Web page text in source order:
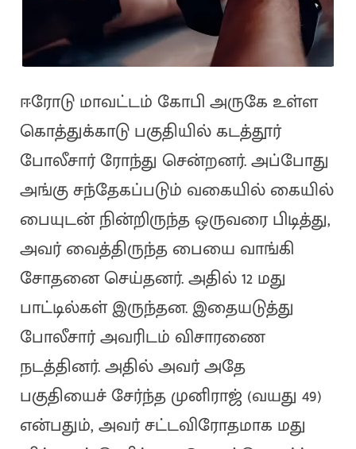
ஈரோடு மாவட்டம் கோபி அருகே உள்ள
கொத்துக்காடு பகுதியில் கடத்தூர்
போலீசார் ரோந்து சென்றனர். அப்போது
அங்கு சந்தேகப்படும் வகையில் கையில்
பையுடன் நின்றிருந்த ஒருவரை பிடித்து,
அவர் வைத்திருந்த பையை வாங்கி
சோதனை செய்தனர். அதில் 12 மது
பாட்டில்கள் இருந்தன. இதையடுத்து
போலீசார் அவரிடம் விசாரணை
நடத்தினர். அதில் அவர் அதே
பகுதியைச் சேர்ந்த முனிராஜ் (வயது 49)
என்பதும், அவர் சட்டவிரோதமாக மது